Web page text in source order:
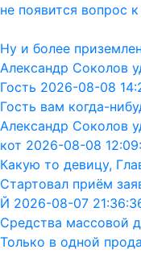
не появится вопрос
Ну и более
Александр Соколов
Гость 2026-08-08
Гость вам когда-
Александр Соколов
кот 2026-08-08
Какую то девицу,
Стартовал приём
Й 2026-08-07
Средства массовой
Только в одной